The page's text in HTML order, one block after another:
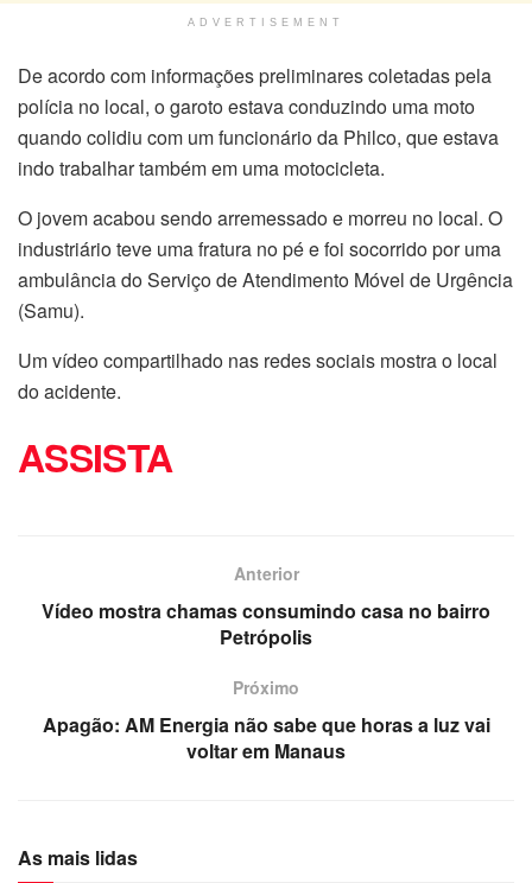
ADVERTISEMENT
De acordo com informações preliminares coletadas pela
polícia no local, o garoto estava conduzindo uma moto
quando colidiu com um funcionário da Philco, que estava
indo trabalhar também em uma motocicleta.
O jovem acabou sendo arremessado e morreu no local. O
industriário teve uma fratura no pé e foi socorrido por uma
ambulância do Serviço de Atendimento Móvel de Urgência
(Samu).
Um vídeo compartilhado nas redes sociais mostra o local
do acidente.
ASSISTA
Anterior
Vídeo mostra chamas consumindo casa no bairro
Petrópolis
Próximo
Apagão: AM Energia não sabe que horas a luz vai
voltar em Manaus
As mais lidas